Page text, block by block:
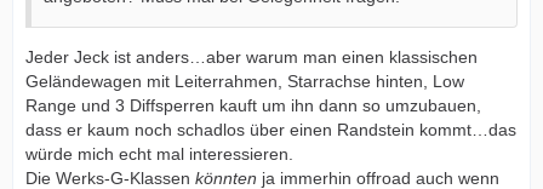
Jeder Jeck ist anders…aber warum man einen klassischen
Geländewagen mit Leiterrahmen, Starrachse hinten, Low
Range und 3 Diffsperren kauft um ihn dann so umzubauen,
dass er kaum noch schadlos über einen Randstein kommt…das
würde mich echt mal interessieren.
Die Werks-G-Klassen könnten ja immerhin offroad auch wenn